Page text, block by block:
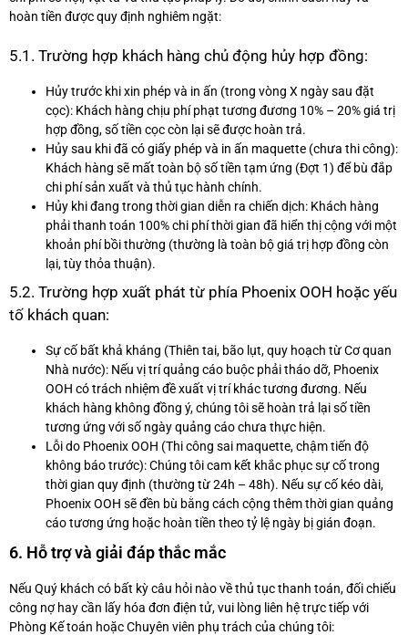
hoàn tiền được quy định nghiêm ngặt:
5.1. Trường hợp khách hàng chủ động hủy hợp đồng:
Hủy trước khi xin phép và in ấn (trong vòng X ngày sau đặt
cọc): Khách hàng chịu phí phạt tương đương 10% – 20% giá trị
hợp đồng, số tiền cọc còn lại sẽ được hoàn trả.
Hủy sau khi đã có giấy phép và in ấn maquette (chưa thi công):
Khách hàng sẽ mất toàn bộ số tiền tạm ứng (Đợt 1) để bù đắp
chi phí sản xuất và thủ tục hành chính.
Hủy khi đang trong thời gian diễn ra chiến dịch: Khách hàng
phải thanh toán 100% chi phí thời gian đã hiển thị cộng với một
khoản phí bồi thường (thường là toàn bộ giá trị hợp đồng còn
lại, tùy thỏa thuận).
5.2. Trường hợp xuất phát từ phía Phoenix OOH hoặc yếu
tố khách quan:
Sự cố bất khả kháng (Thiên tai, bão lụt, quy hoạch từ Cơ quan
Nhà nước): Nếu vị trí quảng cáo buộc phải tháo dỡ, Phoenix
OOH có trách nhiệm đề xuất vị trí khác tương đương. Nếu
khách hàng không đồng ý, chúng tôi sẽ hoàn trả lại số tiền
tương ứng với số ngày quảng cáo chưa thực hiện.
Lỗi do Phoenix OOH (Thi công sai maquette, chậm tiến độ
không báo trước): Chúng tôi cam kết khắc phục sự cố trong
thời gian quy định (thường từ 24h – 48h). Nếu sự cố kéo dài,
Phoenix OOH sẽ đền bù bằng cách cộng thêm thời gian quảng
cáo tương ứng hoặc hoàn tiền theo tỷ lệ ngày bị gián đoạn.
6. Hỗ trợ và giải đáp thắc mắc
Nếu Quý khách có bất kỳ câu hỏi nào về thủ tục thanh toán, đối chiếu
công nợ hay cần lấy hóa đơn điện tử, vui lòng liên hệ trực tiếp với
Phòng Kế toán hoặc Chuyên viên phụ trách của chúng tôi: